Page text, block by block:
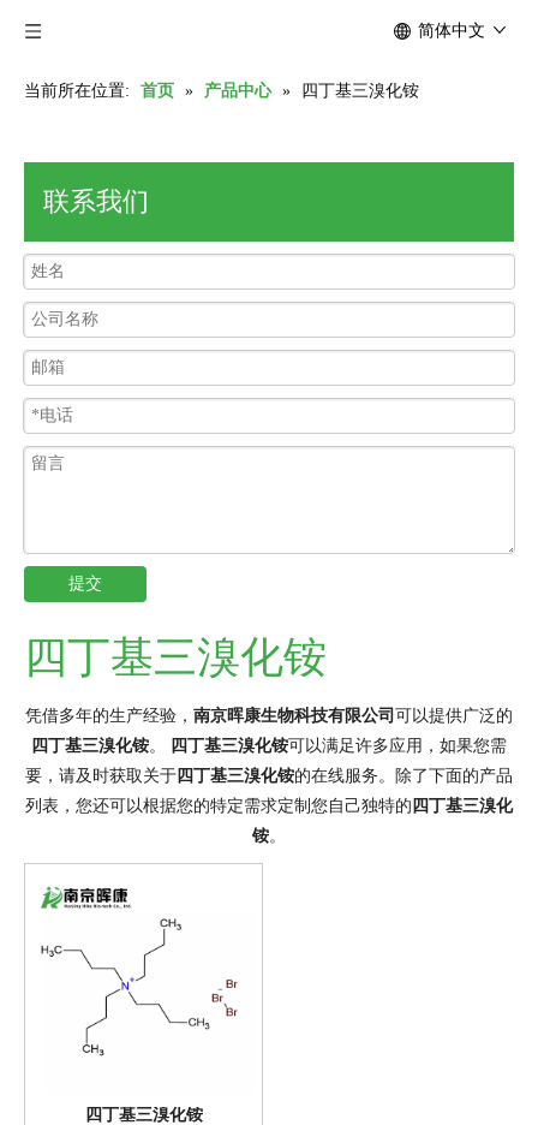
简体中文
当前所在位置: 首页 » 产品中心 » 四丁基三溴化铵
联系我们
提交
四丁基三溴化铵
凭借多年的生产经验， 南京晖康生物科技有限公司 可以提供广泛的
四丁基三溴化铵。 四丁基三溴化铵可以满足许多应用，如果您需
要，请及时获取关于 四丁基三溴化铵的在线服务。除了下面的产品
列表，您还可以根据您的特定需求定制您自己独特的 四丁基三溴化
铵。
四丁基三溴化铵